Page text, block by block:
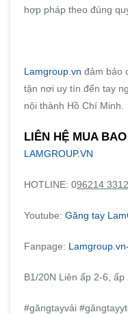
hợp pháp theo đúng
Lamgroup.vn đảm bảo
tận nơi uy tín đến tay
nội thành Hồ Chí Minh.
LIÊN HỆ MUA
LAMGROUP.VN
HOTLINE: 096214 3312
Youtube: Găng tay
Fanpage:
B1/20N Liên ấp 2-6, ấp
#găngtayvải